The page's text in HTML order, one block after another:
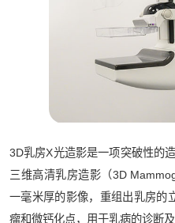
3D乳房X光造影是一项突破性的
三维高清乳房造影（3D
一毫米厚的影像，重组出乳房的
瘤和微钙化点，用于乳病的诊断及